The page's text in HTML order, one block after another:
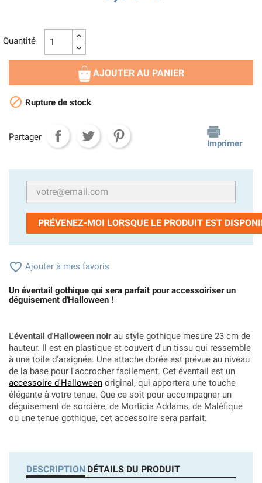
Quantité
AJOUTER AU PANIER
 Rupture de stock
Partager
Imprimer
PRÉVENEZ-MOI LORSQUE LE PRODUIT EST
 Ajouter à mes favoris
Un éventail gothique qui sera parfait pour accessoiriser un
déguisement d'Halloween !
L'éventail d'Halloween noirau style gothique mesure 23 cm de
hauteur. Il est en plastique et couvert d'un tissu qui ressemble
à une toile d'araignée. Une attache dorée est prévue au niveau
de la base pour l'accrocher facilement. Cet éventail est un
accessoire d'Halloween original, qui apportera une touche
élégante à votre tenue. Que ce soit pour accompagner un
déguisement de sorcière, de Morticia Addams, de Maléfique
ou une tenue gothique, cet accessoire sera parfait.
DESCRIPTION DÉTAILS DU PRODUIT